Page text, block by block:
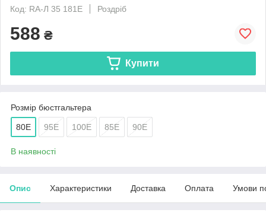
Код: RA-Л 35 181E
Роздріб
588 ₴
Купити
Розмір бюстгальтера
80E 95E 100E 85E 90E
В наявності
Опис Характеристики Доставка Оплата Умови